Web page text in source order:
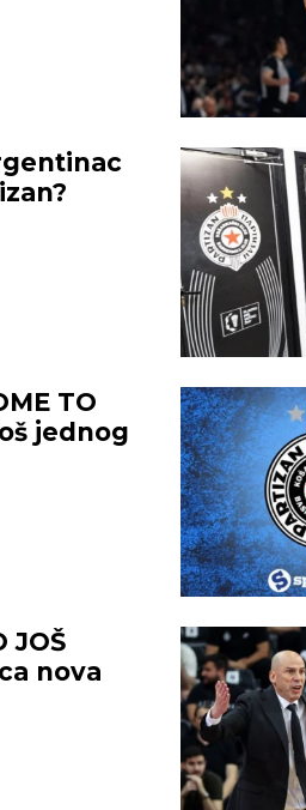
TO
jednog
JOŠ
nova